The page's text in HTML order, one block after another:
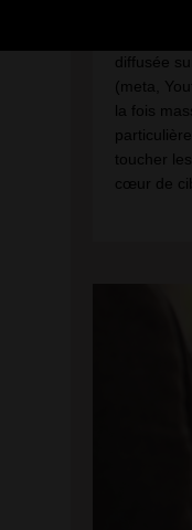
diffusée
(meta,
la fois
toucher
cœur de